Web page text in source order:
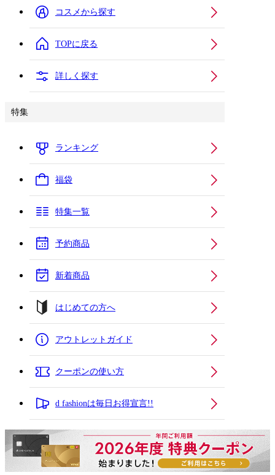
コスメから探す
TOPに戻る
詳しく探す
特集
ランキング
福袋
特集一覧
予約商品
新着商品
はじめての方へ
アウトレットガイド
クーポンの使い方
d fashionは毎日お得宣言!!